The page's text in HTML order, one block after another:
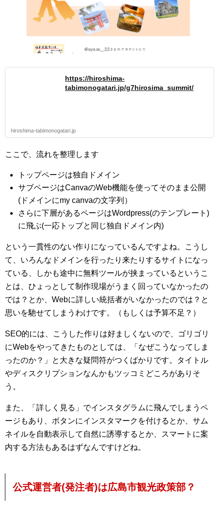
https://hiroshima-
tabimonogatari.jp/g7hirosima_summit/
hiroshima-tabimonogatari.jp
ここで、流れを整理します
トップページは独自ドメイン
サブページはCanvaのWeb機能を使ってそのまま公開
(ドメインにmy canvaの文字列）
さらに下層があるページはWordpress(のテンプレート)
に飛ぶ(一応トップと同じ独自ドメイン内)
という一貫性のない作りになっているんですよね。こうし
て、いろんなドメインを行ったり来たりするサイトになっ
ている、しかも途中に無料ツールが挟まっているというこ
とは、ひょっとして制作現場がうまく回っていなかったの
では？とか、Webに詳しい統括者がいなかったのでは？と
思いを馳せてしまうわけです。（もしくは予算不足？）
SEO的には、こうした作りは好ましくないので、ゴリゴリ
にWebをやってきたものとしては、「なぜこうなってしま
ったのか？」と大きな疑問符がつくばかりです。タイトル
やディスクリプションなんかもツッコミどころがありそ
う。
また、「詳しく見る」でインスタグラムに飛んでしまうペ
ージもあり、ボタンにインスタマークを付けるとか、サム
ネイルを自動表示して自然に誘導するとか、スマートに案
内する方法もあるはずなんですけどね。
公式運営者(発注者)は広島市観光政策部？